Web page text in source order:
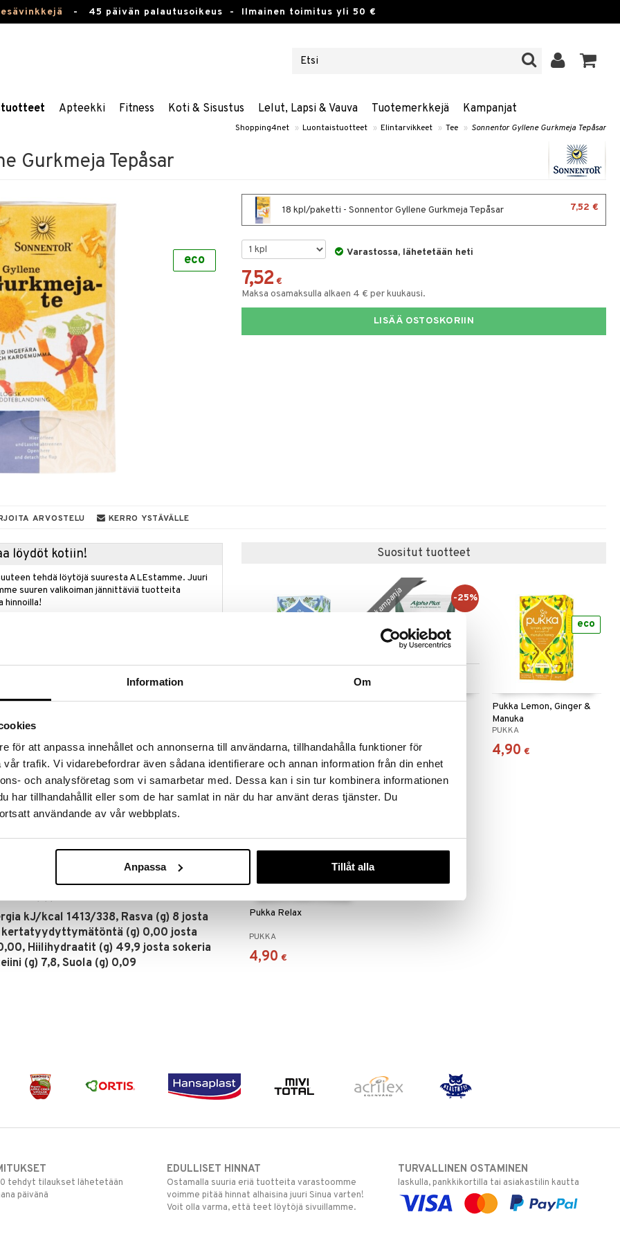
Information Om
för att anpassa innehållet och annonserna till användarna, tillhandahålla funktioner för
trafik. Vi vidarebefordrar även sådana identifierare och annan information från din enhet
och analysföretag som vi samarbetar med. Dessa kan i sin tur kombinera informationen
har tillhandahållit eller som de har samlat in när du har använt deras tjänster. Du
användande av vår webbplats.
Anpassa Tillåt alla
- 45 päivän palautusoikeus - Ilmainen toimitus yli 50 €
Apteekki Fitness Koti & Sisustus Lelut, Lapsi & Vauva Tuotemerkkejä Kampanjat
Shopping4net » Luontaistuotteet » Elintarvikkeet » Tee » Sonnentor Gyllene Gurkmeja Tepåsar
Gurkmeja Tepåsar
eco
18 kpl/paketti - Sonnentor Gyllene Gurkmeja Tepåsar 7,52 €
Varastossa, lähetetään heti
7,52 €
Maksa osamaksulla alkaen 4 € per kuukausi.
LISÄÄ OSTOSKORIIN
ARVOSTELU KERRO YSTÄVÄLLE
löydöt kotiin!
tehdä löytöjä suuresta ALEstamme. Juuri
suuren valikoiman jännittäviä tuotteita
hinnoilla!
sekä täyteläisyyttä että aromia. Kauniin
sellaisenaan – tai tilkalla maitoa pehmeämmän
myös erinomaisesti kofeiinittomana
makunystyrät? Tarjoile se juustolautasen
juuston suolaisuus. Sertifioitu ekologiseksi EU-
Itävallassa kerännyt maaseudun parhaat raaka-
kardemumma* (13%), inkivääri* (11%), korianteri*,
kJ/kcal 1413/338, Rasva (g) 8 josta
(g) 0,00 josta
Hiilihydraatit (g) 49,9 josta sokeria
(g) 7,8, Suola (g) 0,09
Suositut tuotteet
4,90 € alk.8,92 €
kampanja -25%
Pukka Lemon, Ginger &
Manuka
PUKKA
4,90 €
eco
Pukka Relax
PUKKA
4,90 €
tehdyt tilaukset lähetetään
päivänä
EDULLISET HINNAT
Ostamalla suuria eriä tuotteita varastoomme
voimme pitää hinnat alhaisina juuri Sinua varten!
Voit olla varma, että teet löytöjä sivuillamme.
TURVALLINEN OSTAMINEN
laskulla, pankkikortilla tai asiakastilin kautta